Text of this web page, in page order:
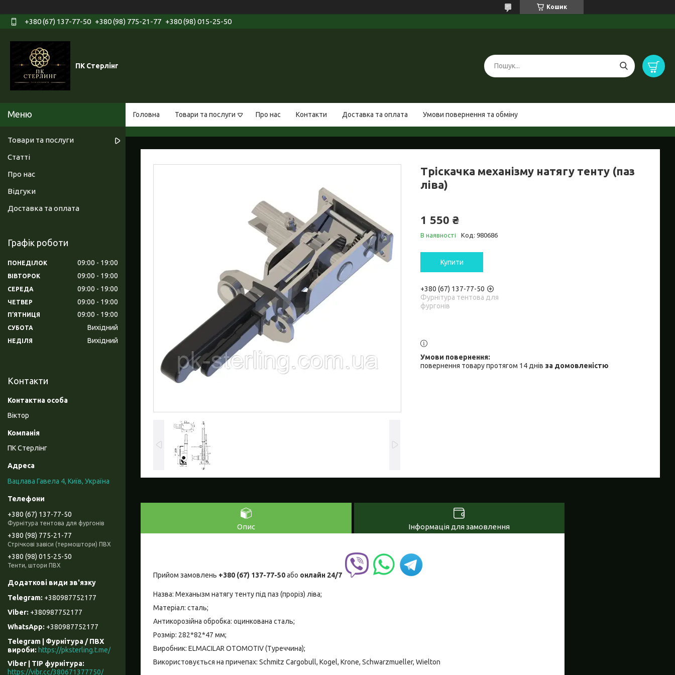
Кошик
+380 (67) 137-77-50 +380 (98) 775-21-77 +380 (98) 015-25-50
ПК Стерлінг
Головна Товари та послуги Про нас Контакти Доставка та оплата Умови повернення та обміну
Тріскачка механізму натягу тенту (паз
ліва)
1 550 ₴
В наявності Код: 980686
Купити
+380 (67) 137-77-50
Фурнітура тентова для
фургонів
повернення товару протягом 14 днів за домовленістю
Опис Інформація для замовлення
Прийом замовлень +380 (67) 137-77-50або онлайн 24/7
Назва: Механызм натягу тенту під паз (проріз) ліва;
Матеріал: сталь;
Антикорозійна обробка: оцинкована сталь;
Розмір: 282*82*47 мм;
Виробник: ELMACILAR OTOMOTIV (Туреччина);
Використовується на причепах: Schmitz Cargobull, Kogel, Krone, Schwarzmueller, Wielton
Товари та послуги
Статті
Про нас
Відгуки
Доставка та оплата
Графік роботи
ПОНЕДІЛОК 09:00 19:00
ВІВТОРОК 09:00 19:00
СЕРЕДА 09:00 19:00
ЧЕТВЕР 09:00 19:00
ПʼЯТНИЦЯ 09:00 19:00
СУБОТА Вихідний
НЕДІЛЯ Вихідний
Контакти
Віктор
ПК Стерлінг
Вацлава Гавела 4, Київ, Україна
+380 (67) 137-77-50
Фурнітура тентова для фургонів
+380 (98) 775-21-77
Стрічкові завіси (термоштори) ПВХ
+380 (98) 015-25-50
Тенти, штори ПВХ
+380987752177
+380987752177
+380987752177
Telegram | Фурнітура / ПВХ
вироби
https://pksterling.t.me/
Viber | ТІР фурнітура
https://vibr.cc/380671377750/